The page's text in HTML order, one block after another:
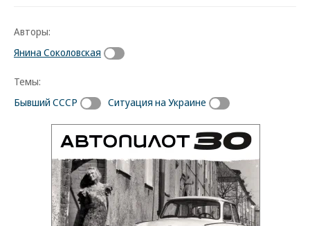
Авторы:
Янина Соколовская
Темы:
Бывший СССР
Ситуация на Украине